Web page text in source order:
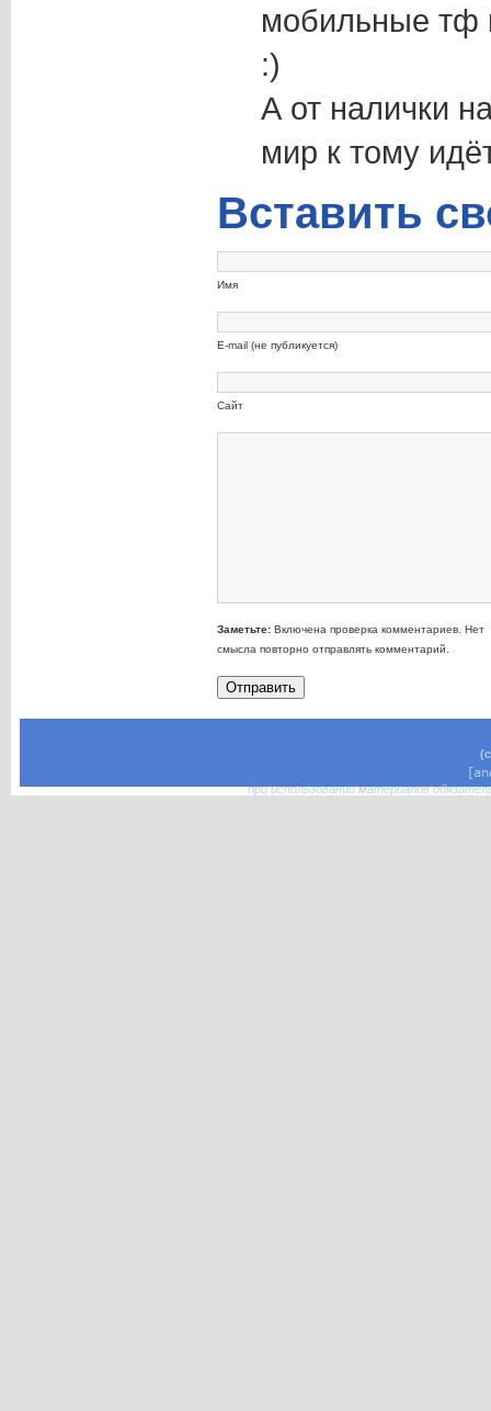
мобильные тф
:)
А от налички
мир к тому
Вставить
Имя
E-mail (не публикуется)
Сайт
Заметьте:Включена проверка комментариев. Нет
смысла повторно отправлять комментарий.
при использовании материалов